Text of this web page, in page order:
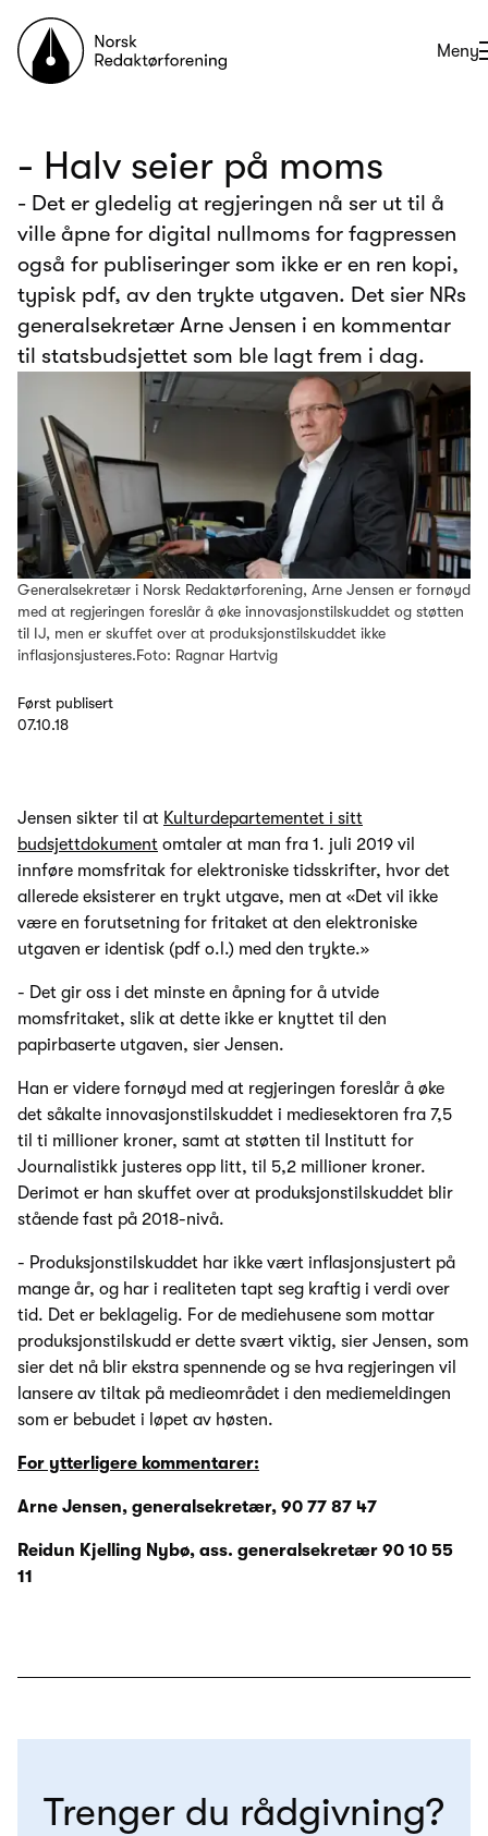
Til forsiden
Åpne
Meny
- Halv seier på moms
- Det er gledelig at regjeringen nå ser ut til å
ville åpne for digital nullmoms for fagpressen
også for publiseringer som ikke er en ren kopi,
typisk pdf, av den trykte utgaven. Det sier NRs
generalsekretær Arne Jensen i en kommentar
til statsbudsjettet som ble lagt frem i dag.
Generalsekretær i Norsk Redaktørforening, Arne Jensen er fornøyd
med at regjeringen foreslår å øke innovasjonstilskuddet og støtten
til IJ, men er skuffet over at produksjonstilskuddet ikke
inflasjonsjusteres.Foto: Ragnar Hartvig
Først publisert
07.10.18
Jensen sikter til at Kulturdepartementet i sitt
budsjettdokument omtaler at man fra 1. juli 2019 vil
innføre momsfritak for elektroniske tidsskrifter, hvor det
allerede eksisterer en trykt utgave, men at «Det vil ikke
være en forutsetning for fritaket at den elektroniske
utgaven er identisk (pdf o.l.) med den trykte.»
- Det gir oss i det minste en åpning for å utvide
momsfritaket, slik at dette ikke er knyttet til den
papirbaserte utgaven, sier Jensen.
Han er videre fornøyd med at regjeringen foreslår å øke
det såkalte innovasjonstilskuddet i mediesektoren fra 7,5
til ti millioner kroner, samt at støtten til Institutt for
Journalistikk justeres opp litt, til 5,2 millioner kroner.
Derimot er han skuffet over at produksjonstilskuddet blir
stående fast på 2018-nivå.
- Produksjonstilskuddet har ikke vært inflasjonsjustert på
mange år, og har i realiteten tapt seg kraftig i verdi over
tid. Det er beklagelig. For de mediehusene som mottar
produksjonstilskudd er dette svært viktig, sier Jensen, som
sier det nå blir ekstra spennende og se hva regjeringen vil
lansere av tiltak på medieområdet i den mediemeldingen
som er bebudet i løpet av høsten.
For ytterligere kommentarer:
Arne Jensen, generalsekretær, 90 77 87 47
Reidun Kjelling Nybø, ass. generalsekretær 90 10 55
11
Trenger du rådgivning?